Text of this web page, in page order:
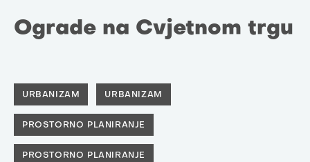
Ograde na Cvjetnom trgu
URBANIZAM URBANIZAM
PROSTORNO PLANIRANJE
PROSTORNO PLANIRANJE